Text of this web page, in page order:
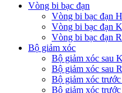
Vòng bi bạc đạn
Vòng bi bạc đạn
Vòng bi bạc đạn
Vòng bi bạc đạn
Bộ giảm xóc
Bộ giảm xóc sau
Bộ giảm xóc sau
Bộ giảm xóc
Bộ giảm xóc